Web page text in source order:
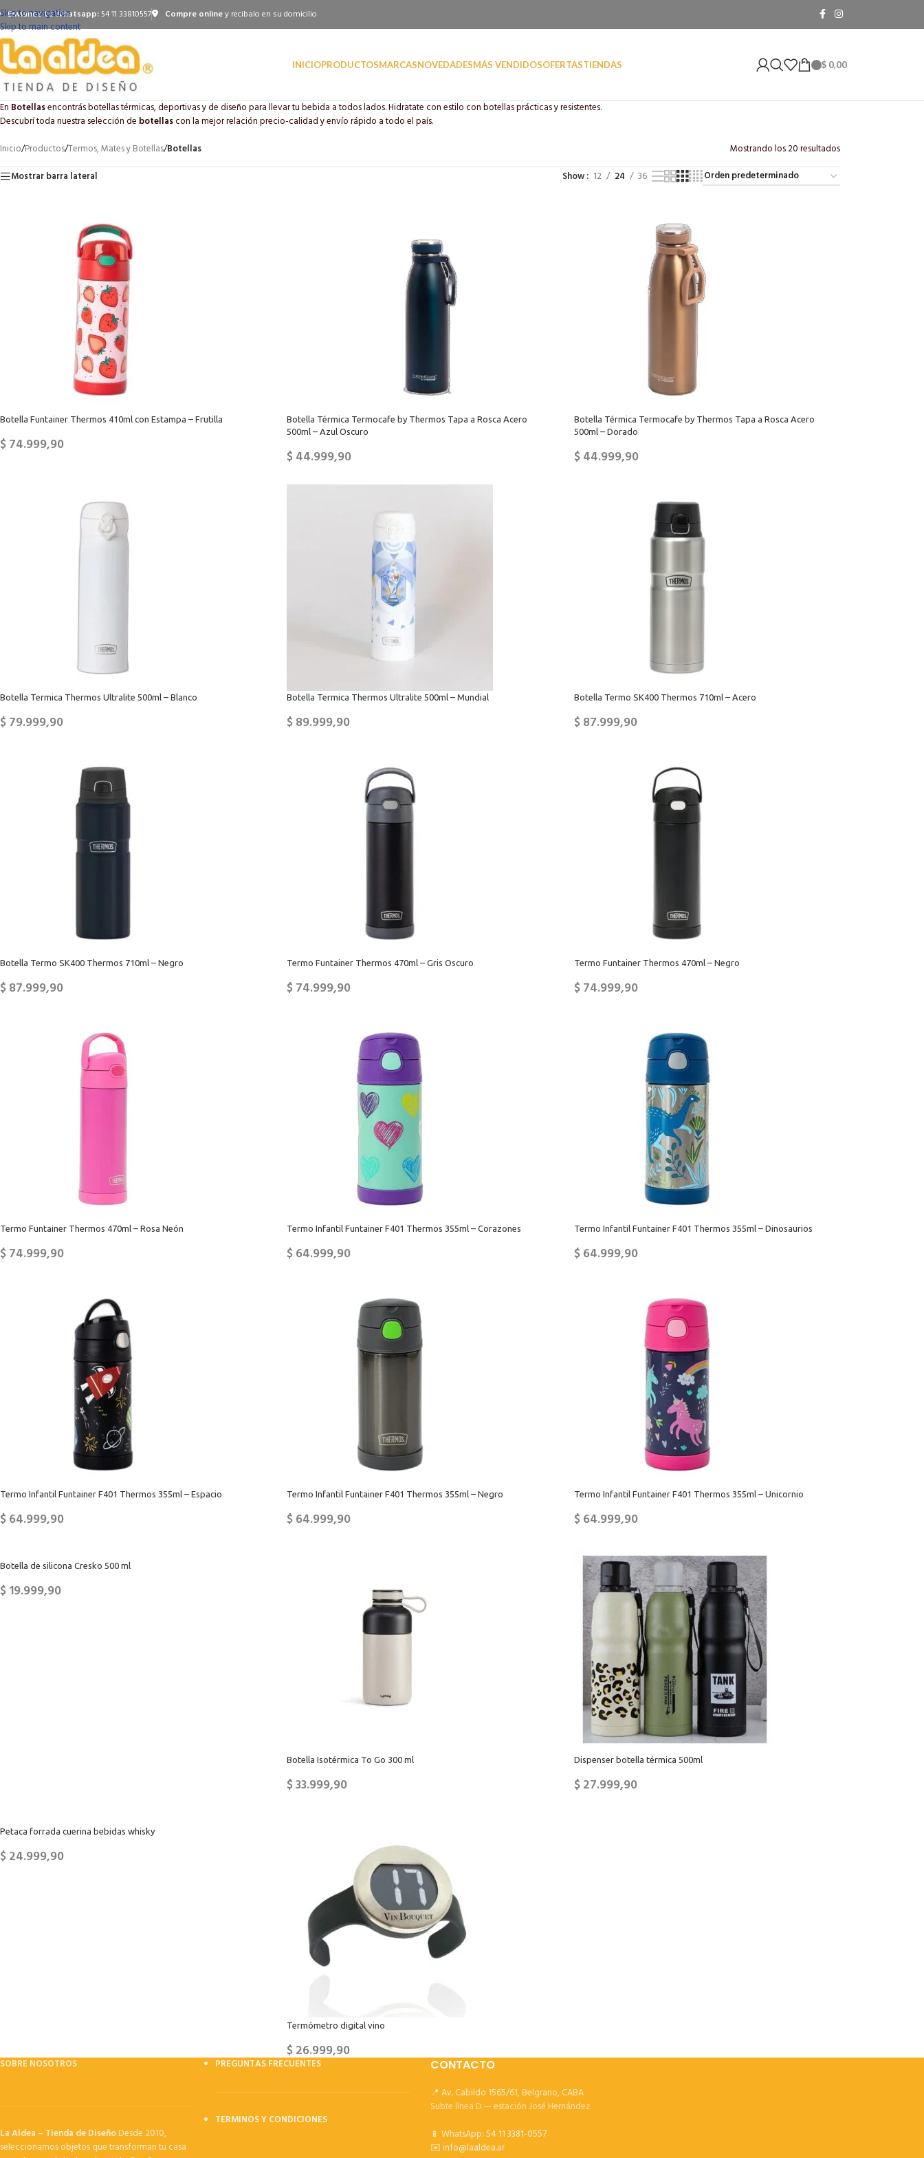
Skip to navigation
Skip to main content
Envianos tu Whatsapp:54 11 33810557 Compre onliney recibalo en su domicilio
INICIOPRODUCTOSMARCASNOVEDADESMÁS VENDIDOSOFERTASTIENDAS $ 0,00
En Botellasencontrás botellas térmicas, deportivas y de diseño para llevar tu bebida a todos lados. Hidratate con estilo con botellas prácticas y resistentes.
Descubrí toda nuestra selección de botellascon la mejor relación precio-calidad y envío rápido a todo el país.
Inicio/Productos/Termos, Mates y Botellas/Botellas
Mostrando los 20 resultados
Mostrar barra lateral
Show 12 24 36
Botella Funtainer Thermos 410ml con Estampa – Frutilla
$74.999,90
Botella Térmica Termocafe by Thermos Tapa a Rosca Acero
500ml – Azul Oscuro
$44.999,90
Botella Térmica Termocafe by Thermos Tapa a Rosca Acero
500ml – Dorado
$44.999,90
Botella Termica Thermos Ultralite 500ml – Blanco
$79.999,90
Botella Termica Thermos Ultralite 500ml – Mundial
$89.999,90
Botella Termo SK400 Thermos 710ml – Acero
$87.999,90
Botella Termo SK400 Thermos 710ml – Negro
$87.999,90
Termo Funtainer Thermos 470ml – Gris Oscuro
$74.999,90
Termo Funtainer Thermos 470ml – Negro
$74.999,90
Termo Funtainer Thermos 470ml – Rosa Neón
$74.999,90
Termo Infantil Funtainer F401 Thermos 355ml – Corazones
$64.999,90
Termo Infantil Funtainer F401 Thermos 355ml – Dinosaurios
$64.999,90
Termo Infantil Funtainer F401 Thermos 355ml – Espacio
$64.999,90
Termo Infantil Funtainer F401 Thermos 355ml – Negro
$64.999,90
Termo Infantil Funtainer F401 Thermos 355ml – Unicornio
$64.999,90
Botella de silicona Cresko 500 ml
$19.999,90
Botella Isotérmica To Go 300 ml
$33.999,90
Dispenser botella térmica 500ml
$27.999,90
Petaca forrada cuerina bebidas whisky
$24.999,90
Termómetro digital vino
$26.999,90
SOBRE NOSOTROS
La Aldea – Tienda de DiseñoDesde 2010,
seleccionamos objetos que transforman tu casa
PREGUNTAS FRECUENTES
TERMINOS Y CONDICIONES
CONTACTO
📍 Av. Cabildo 1565/61, Belgrano, CABA
Subte línea D — estación José Hernández
📱 WhatsApp:54 11 3381-0557
✉️info@laaldea.ar